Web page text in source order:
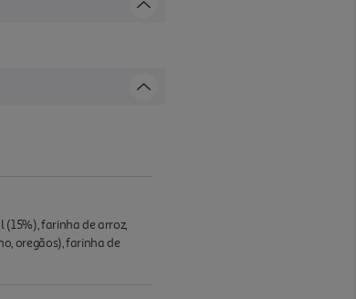
farinha de arroz,
oregãos), farinha de